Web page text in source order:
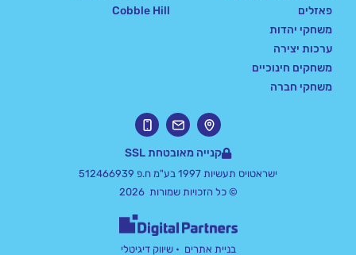
פאזלים
משחקי יהדות
ערכות יצירה
משחקים חינוכיים
משחקי חברה
Cobble Hill
קנייה מאובטחת SSL
ישראטויס תעשיות 1997 בע"מ ח.פ 512466939
© כל הזכויות שמורות 2026
בניית אתרים • שיווק דיגיטלי